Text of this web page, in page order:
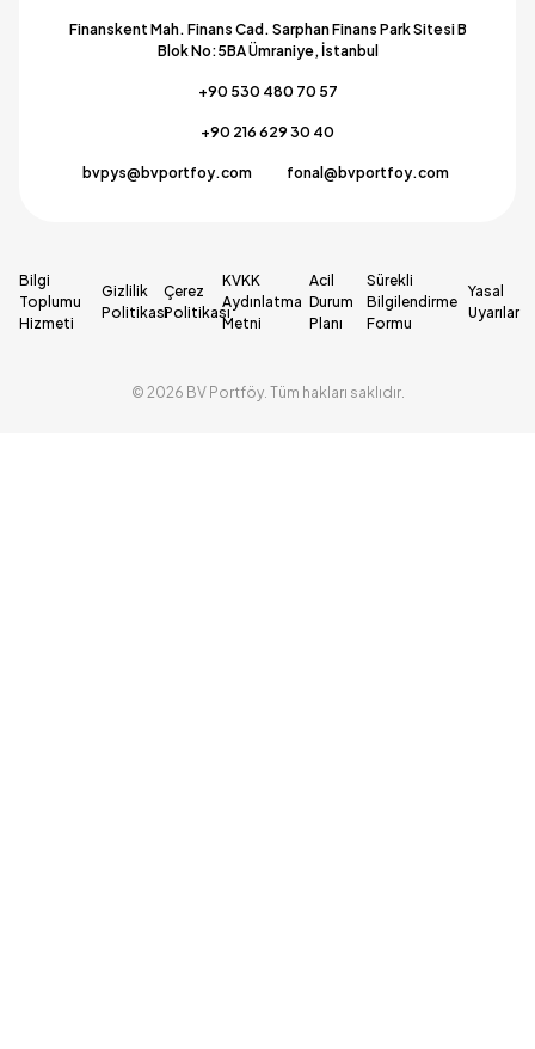
Finanskent Mah. Finans Cad. Sarphan Finans Park Sitesi B
Blok No:5BA Ümraniye, İstanbul
+90 530 480 70 57
+90 216 629 30 40
bvpys@bvportfoy.com fonal@bvportfoy.com
Bilgi
Toplumu
Hizmeti
Gizlilik
Politikası
Çerez
Politikası
KVKK
Aydınlatma
Metni
Acil
Durum
Planı
Sürekli
Bilgilendirme
Formu
Yasal
Uyarılar
© 2026 BV Portföy. Tüm hakları saklıdır.